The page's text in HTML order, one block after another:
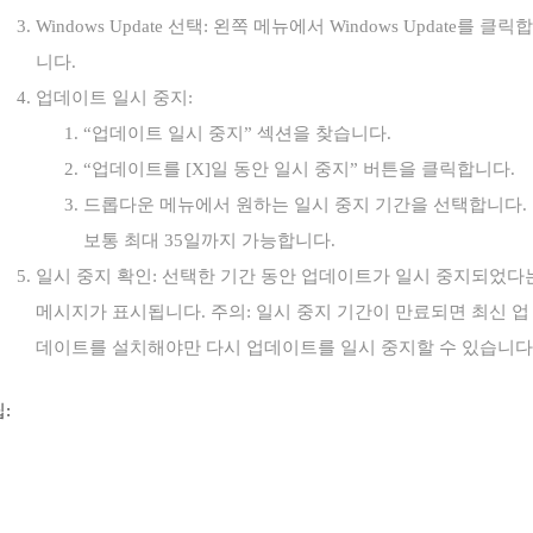
Windows Update 선택: 왼쪽 메뉴에서 Windows Update를 클릭합
니다.
업데이트 일시 중지:
“업데이트 일시 중지” 섹션을 찾습니다.
“업데이트를 [X]일 동안 일시 중지” 버튼을 클릭합니다.
드롭다운 메뉴에서 원하는 일시 중지 기간을 선택합니다.
보통 최대 35일까지 가능합니다.
일시 중지 확인: 선택한 기간 동안 업데이트가 일시 중지되었다
메시지가 표시됩니다. 주의: 일시 중지 기간이 만료되면 최신 업
데이트를 설치해야만 다시 업데이트를 일시 중지할 수 있습니
: